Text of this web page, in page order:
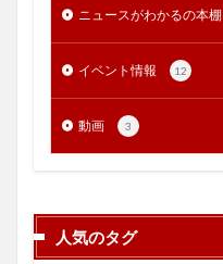
ニュースがわかるの本棚
イベント情報 12
動画 3
人気のタグ